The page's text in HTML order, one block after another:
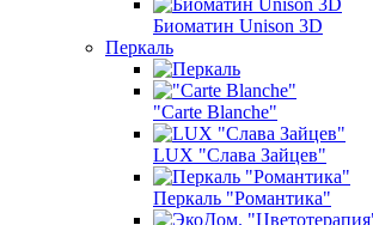
Биоматин Unison 3D
Перкаль
"Carte Blanche"
LUX "Слава Зайцев"
Перкаль "Романтика"